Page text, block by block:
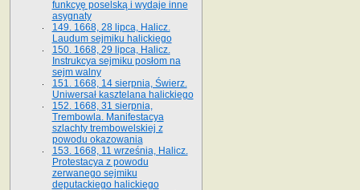
funkcyę poselską i wydaje inne
asygnaty
149. 1668, 28 lipca, Halicz.
Laudum sejmiku halickiego
150. 1668, 29 lipca, Halicz.
Instrukcya sejmiku posłom na
sejm walny
151. 1668, 14 sierpnia, Świerz.
Uniwersał kasztelana halickiego
152. 1668, 31 sierpnia,
Trembowla. Manifestacya
szlachty trembowelskiej z
powodu okazowania
153. 1668, 11 września, Halicz.
Protestacya z powodu
zerwanego sejmiku
deputackiego halickiego